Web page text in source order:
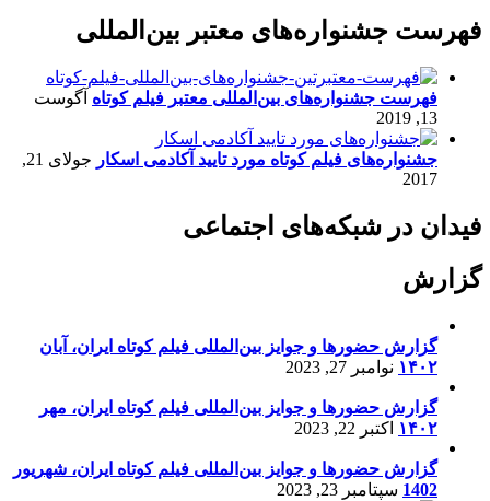
فهرست جشنواره‌های معتبر بین‌المللی
فهرست جشنواره‌های بین‌المللی معتبر فیلم کوتاه آگوست
13, 2019
جشنواره‌های فیلم کوتاه مورد تایید آکادمی اسکار
جولای 21,
2017
فیدان در شبکه‌های اجتماعی
گزارش
گزارش حضورها و جوایز بین‌المللی فیلم کوتاه ایران، آبان
۱۴۰۲ نوامبر 27, 2023
گزارش حضورها و جوایز بین‌المللی فیلم کوتاه ایران، مهر
۱۴۰۲ اکتبر 22, 2023
گزارش حضورها و جوایز بین‌المللی فیلم کوتاه ایران، شهریور
1402 سپتامبر 23, 2023